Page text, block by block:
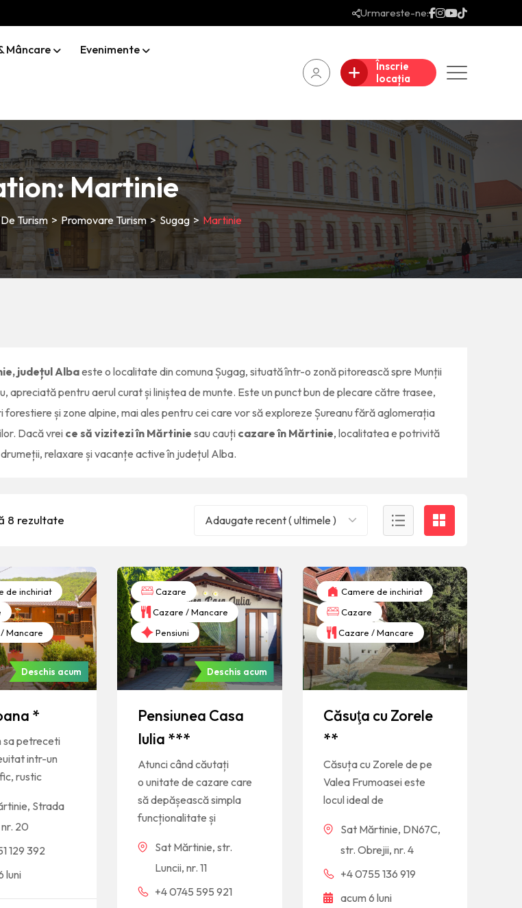
Urmareste-ne:
Mâncare Evenimente
Înscrie
locația
Martinie
Turism > Promovare Turism>Sugag > Martinie
județul Albaeste o localitate din comunaȘugag, situată într-o zonă pitorească spre Munții
apreciată pentru aerul curat și liniștea de munte. Este un punct bun de plecare către trasee,
forestiere și zone alpine, mai ales pentru cei care vor să exploreze Șureanu fără aglomerația
Dacă vrei ce să vizitezi în Mărtinie sau cauți cazare în Mărtinie, localitatea e potrivită
relaxare și vacanțe active în județul Alba.
8 rezultate Adaugate recent ( ultimele )
de inchiriat
Mancare
Deschis acum
*
sa petreceti
intr-un
rustic
Strada
20
129 392
luni
Cazare
Cazare / Mancare
Pensiuni
Deschis acum
Pensiunea Casa
Iulia ***
Atunci când căutați
o unitate de cazare care
să depășească simpla
funcționalitate și
Sat Mărtinie, str.
Luncii, nr. 11
+4 0745 595 921
Camere de inchiriat
Cazare
Cazare / Mancare
Căsuţa cu Zorele
**
Căsuța cu Zorele de pe
Valea Frumoasei este
locul ideal de
Sat Mărtinie, DN67C,
str. Obrejii, nr. 4
+4 0755 136 919
acum 6 luni